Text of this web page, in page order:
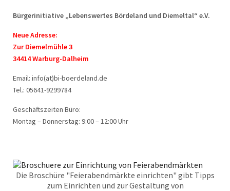
Bürgerinitiative „Lebenswertes Bördeland und Diemeltal“ e.V.
Neue Adresse:
Zur Diemelmühle 3
34414 Warburg-Dalheim
Email: info(at)bi-boerdeland.de
Tel.: 05641-9299784
Geschäftszeiten Büro:
Montag – Donnerstag: 9:00 – 12:00 Uhr
Die Broschüre "Feierabendmärkte einrichten" gibt Tipps
zum Einrichten und zur Gestaltung von